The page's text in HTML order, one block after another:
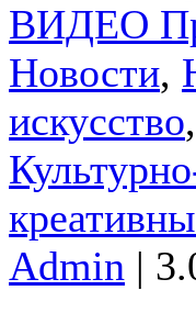
ВИДЕО
Новости,
искусство,
Admin |